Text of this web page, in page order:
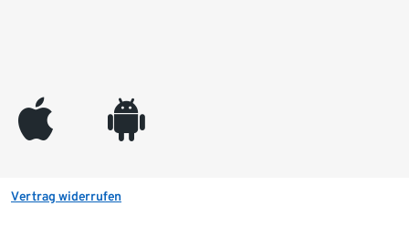
appleinc android
Vertrag widerrufen